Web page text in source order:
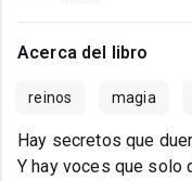
Acerca del libro
reinos magia
Hay secretos que
Y hay voces que solo